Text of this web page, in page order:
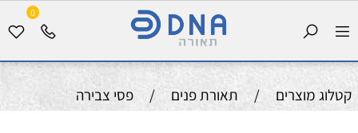
0
קטלוג מוצרים / תאורת פנים / פסי צבירה